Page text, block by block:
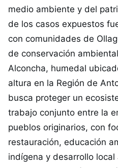
medio ambiente y del
de los casos expuestos
con comunidades de
de conservación
Alconcha, humedal
altura en la Región de
busca proteger un
trabajo conjunto entre la
pueblos originarios, con
restauración, educación
indígena y desarrollo